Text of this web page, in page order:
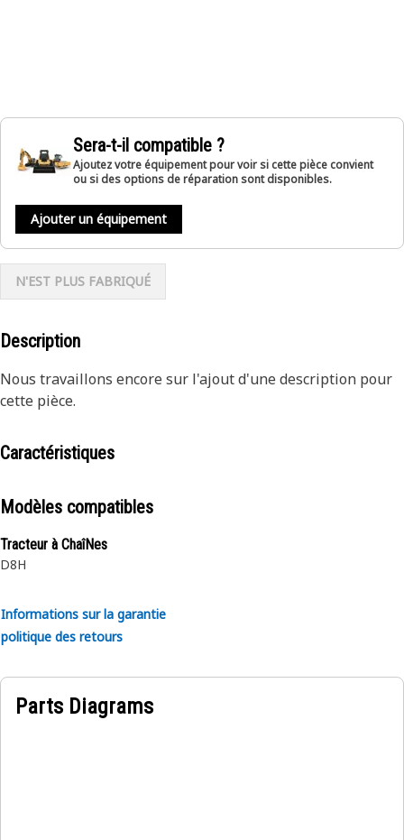
Sera-t-il compatible ?
Ajoutez votre équipement pour voir si cette pièce convient
ou si des options de réparation sont disponibles.
Ajouter un équipement
N'EST PLUS FABRIQUÉ
Description
Nous travaillons encore sur l'ajout d'une description pour
cette pièce.
Caractéristiques
Modèles compatibles
Tracteur à ChaîNes
D8H
Informations sur la garantie
politique des retours
Parts Diagrams